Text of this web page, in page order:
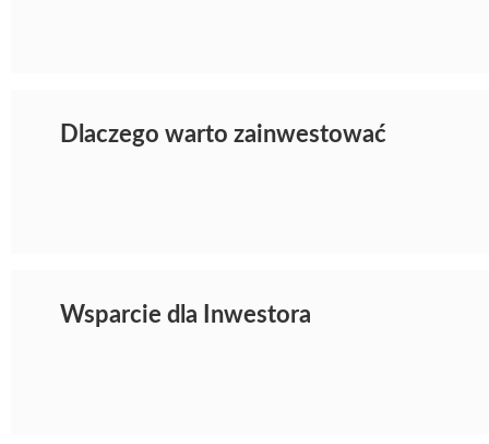
Dlaczego warto zainwestować
Wsparcie dla Inwestora